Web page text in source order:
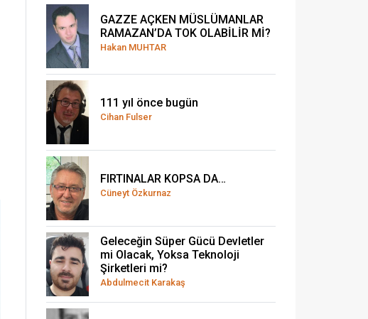
GAZZE AÇKEN MÜSLÜMANLAR
RAMAZAN’DA TOK OLABİLİR Mİ?
Hakan MUHTAR
111 yıl önce bugün
Cihan Fulser
FIRTINALAR KOPSA DA…
Cüneyt Özkurnaz
Geleceğin Süper Gücü Devletler
mi Olacak, Yoksa Teknoloji
Şirketleri mi?
Abdulmecit Karakaş